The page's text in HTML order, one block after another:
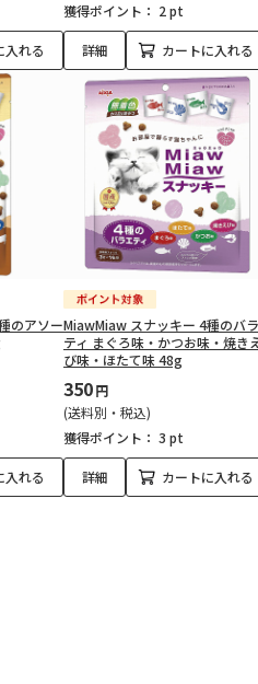
入れる
獲得ポイント： 2 pt
詳細 カートに入れる
のアソー
入れる
MiawMiaw スナッキー 4種のバ
ティ まぐろ味・かつお味・焼きえ
び味・ほたて味 48g
350円
(送料別・税込)
獲得ポイント： 3 pt
詳細 カートに入れる